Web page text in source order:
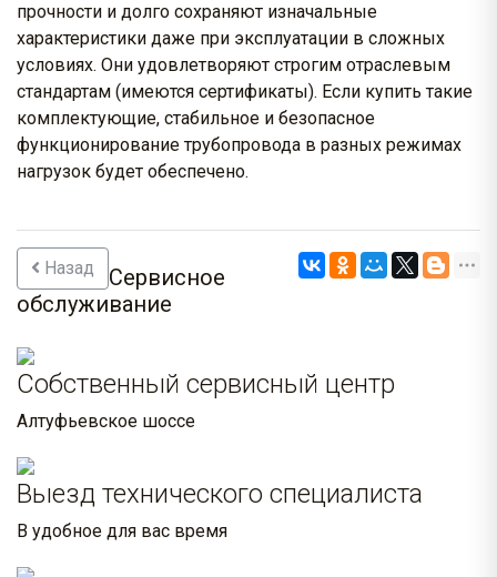
прочности и долго сохраняют изначальные
характеристики даже при эксплуатации в сложных
условиях. Они удовлетворяют строгим отраслевым
стандартам (имеются сертификаты). Если купить такие
комплектующие, стабильное и безопасное
функционирование трубопровода в разных режимах
нагрузок будет обеспечено.
Назад
Сервисное
обслуживание
Собственный сервисный центр
Алтуфьевское шоссе
Выезд технического специалиста
В удобное для вас время